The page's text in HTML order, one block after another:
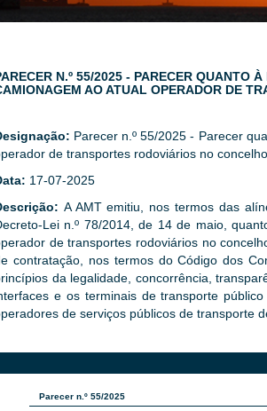
N.º 55/2025 - PARECER QUANTO
AO ATUAL OPERADOR DE
Parecer n.º 55/2025 - Parecer
de transportes rodoviários no concelho.
17-07-2025
A AMT emitiu, nos termos das
Lei n.º 78/2014, de 14 de maio,
de transportes rodoviários no
contratação, nos termos do Código dos
da legalidade, concorrência,
e os terminais de transporte
de serviços públicos de transporte
Parecer n.º 55/2025